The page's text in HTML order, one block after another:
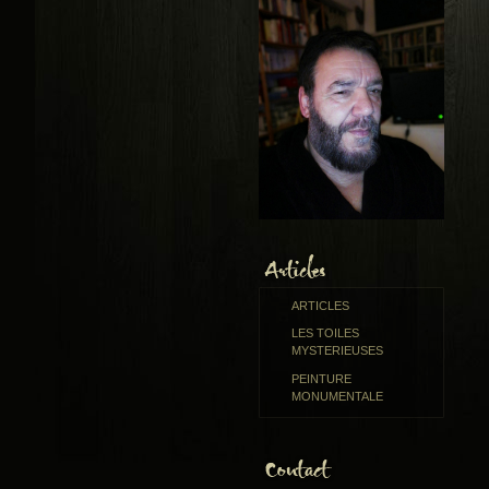
ARTICLES
LES TOILES
MYSTERIEUSES
PEINTURE
MONUMENTALE